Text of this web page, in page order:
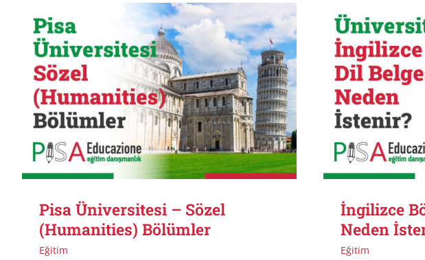
Pisa Üniversitesi – Sözel
(Humanities) Bölümler
Eğitim
İngilizce
Neden
Eğitim